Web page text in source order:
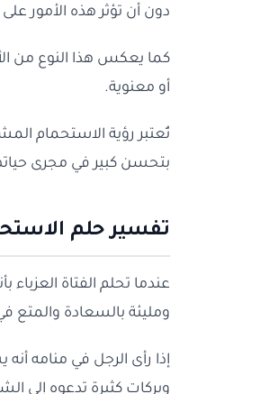
دون أن تؤثر هذه الأمور
كما يعكس هذا النوع من
أو معنوية.
تُعتبر رؤية الاستحمام
بتحسن كبير في مجرى
تفسير حلم
عندما تحلم الفتاة
ومليئة بالسعادة والمتع
إذا رأى الرجل في منامه
وبركات كثيرة تدعوه إلى